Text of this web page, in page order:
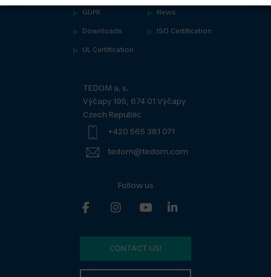
GDPR News
Downloads ISO Certification
UL Certification
TEDOM a. s.
Výčapy 195, 674 01 Výčapy
Czech Republic
+420 565 381 071
tedom@tedom.com
Follow us
CONTACT US!